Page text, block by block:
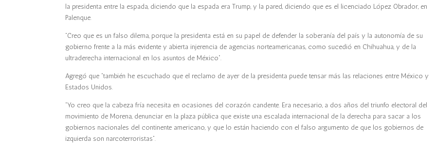
la presidenta entre la espada, diciendo que la espada era Trump, y la pared, diciendo que es el licenciado López Obrador, en
Palenque.
“Creo que es un falso dilema, porque la presidenta está en su papel de defender la soberanía del país y la autonomía de su
gobierno frente a la más evidente y abierta injerencia de agencias norteamericanas, como sucedió en Chihuahua, y de la
ultraderecha internacional en los asuntos de México”.
Agregó que “también he escuchado que el reclamo de ayer de la presidenta puede tensar más las relaciones entre México y
Estados Unidos.
“Yo creo que la cabeza fría necesita en ocasiones del corazón candente. Era necesario, a dos años del triunfo electoral del
movimiento de Morena, denunciar en la plaza pública que existe una escalada internacional de la derecha para sacar a los
gobiernos nacionales del continente americano, y que lo están haciendo con el falso argumento de que los gobiernos de
izquierda son narcoterroristas”.